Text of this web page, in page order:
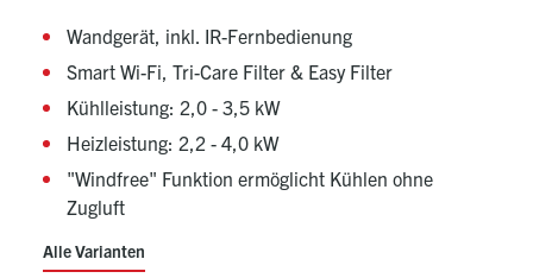
Wandgerät, inkl. IR-Fernbedienung
Smart Wi-Fi, Tri-Care Filter & Easy Filter
Kühlleistung: 2,0 - 3,5 kW
Heizleistung: 2,2 - 4,0 kW
"Windfree" Funktion ermöglicht Kühlen ohne
Zugluft
Alle Varianten